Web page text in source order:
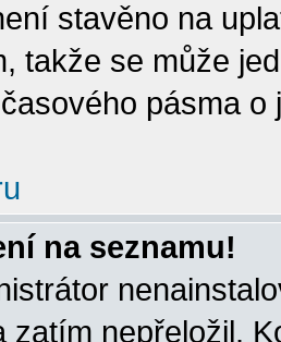
stavěno na
takže se může
pásma
na seznamu!
zatím nepřeložil.